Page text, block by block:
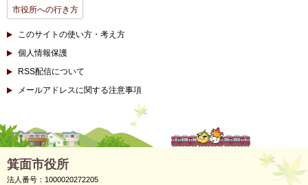
市役所への行き方
このサイトの使い方・考え方
個人情報保護
RSS配信について
メールアドレスに関する注意事項
箕面市役所
法人番号：1000020272205